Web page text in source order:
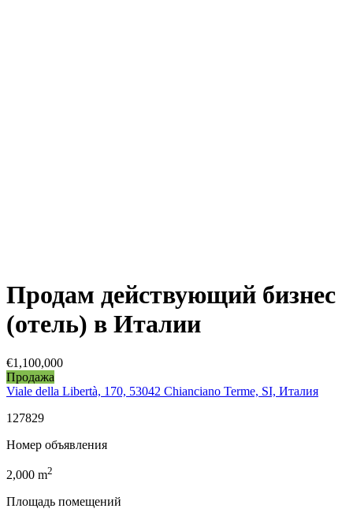
Продам действующий бизнес
(отель) в Италии
€1,100,000
Продажа
Viale della Libertà, 170, 53042 Chianciano Terme, SI, Италия
127829
Номер объявления
2,000 m2
Площадь помещений